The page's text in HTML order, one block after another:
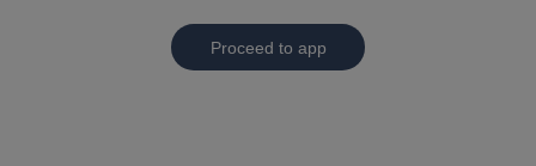
Proceed to app